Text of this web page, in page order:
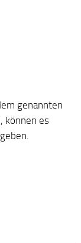
genannten
können es